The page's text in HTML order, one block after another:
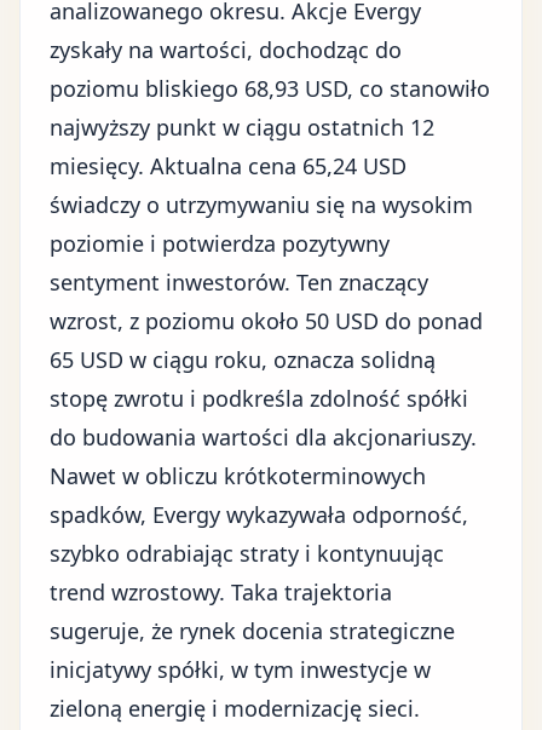
analizowanego okresu. Akcje Evergy
zyskały na wartości, dochodząc do
poziomu bliskiego 68,93 USD, co stanowiło
najwyższy punkt w ciągu ostatnich 12
miesięcy. Aktualna cena 65,24 USD
świadczy o utrzymywaniu się na wysokim
poziomie i potwierdza pozytywny
sentyment inwestorów. Ten znaczący
wzrost, z poziomu około 50 USD do ponad
65 USD w ciągu roku, oznacza solidną
stopę zwrotu i podkreśla zdolność spółki
do budowania wartości dla akcjonariuszy.
Nawet w obliczu krótkoterminowych
spadków, Evergy wykazywała odporność,
szybko odrabiając straty i kontynuując
trend wzrostowy. Taka trajektoria
sugeruje, że rynek docenia strategiczne
inicjatywy spółki, w tym inwestycje w
zieloną energię i modernizację sieci.